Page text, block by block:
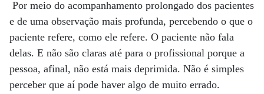
Por meio do acompanhamento prolongado dos pacientes
e de uma observação mais profunda, percebendo o que o
paciente refere, como ele refere. O paciente não fala
delas. E não são claras até para o profissional porque a
pessoa, afinal, não está mais deprimida. Não é simples
perceber que aí pode haver algo de muito errado.